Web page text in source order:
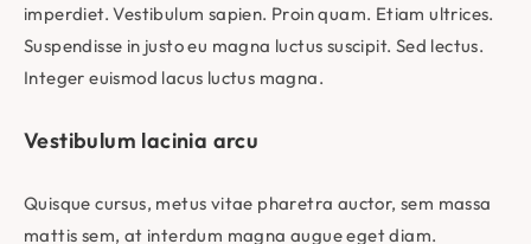
imperdiet. Vestibulum sapien. Proin quam. Etiam ultrices.
Suspendisse in justo eu magna luctus suscipit. Sed lectus.
Integer euismod lacus luctus magna.
Vestibulum lacinia arcu
Quisque cursus, metus vitae pharetra auctor, sem massa
mattis sem, at interdum magna augue eget diam.